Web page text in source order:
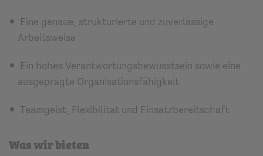
Eine genaue, strukturierte und zuverlässige
Arbeitsweise
Ein hohes Verantwortungsbewusstsein sowie eine
ausgeprägte Organisationsfähigkeit
Teamgeist, Flexibilität und Einsatzbereitschaft
Was wir bieten